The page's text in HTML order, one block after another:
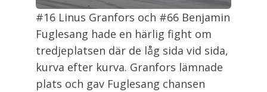
#16 Linus Granfors och #66 Benjamin
Fuglesang hade en härlig fight om
tredjeplatsen där de låg sida vid sida,
kurva efter kurva. Granfors lämnade
plats och gav Fuglesang chansen